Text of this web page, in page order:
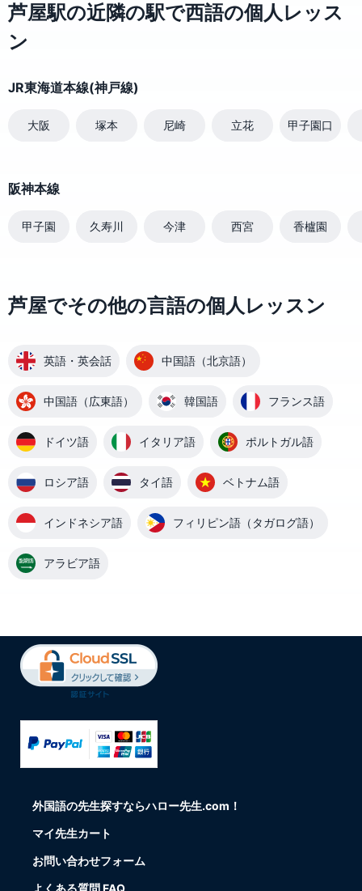
芦屋駅の近隣の駅で西語の個人レッス
ン
JR東海道本線(神戸線)
大阪 塚本 尼崎 立花 甲子園口
阪神本線
甲子園 久寿川 今津 西宮 香櫨園
芦屋でその他の言語の個人レッスン
英語・英会話 中国語（北京語）
中国語（広東語） 韓国語 フランス語
ドイツ語 イタリア語 ポルトガル語
ロシア語 タイ語 ベトナム語
インドネシア語 フィリピン語（タガログ語）
アラビア語
外国語の先生探すならハロー先生.com！
マイ先生カート
お問い合わせフォーム
よくある質問 FAQ